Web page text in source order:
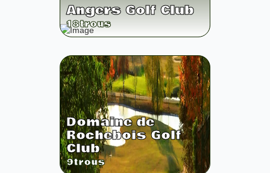
Angers Golf Club
18trous
Domaine de
Rochebois Golf
Club
9trous